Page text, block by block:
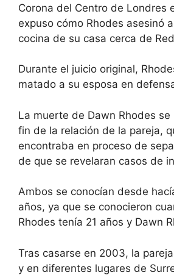
Corona del Centro de Londres
expuso cómo Rhodes asesinó
cocina de su casa cerca de
Durante el juicio original,
matado a su esposa en
La muerte de Dawn Rhodes
fin de la relación de la pareja,
encontraba en proceso de
de que se revelaran casos de
Ambos se conocían desde
años, ya que se conocieron
Rhodes tenía 21 años y Dawn
Tras casarse en 2003, la
y en diferentes lugares de